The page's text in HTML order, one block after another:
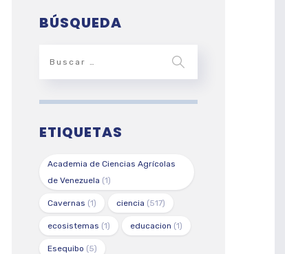
BÚSQUEDA
ETIQUETAS
Academia de Ciencias Agrícolas
de Venezuela (1)
Cavernas (1) ciencia (517)
ecosistemas (1) educacion (1)
Esequibo (5)